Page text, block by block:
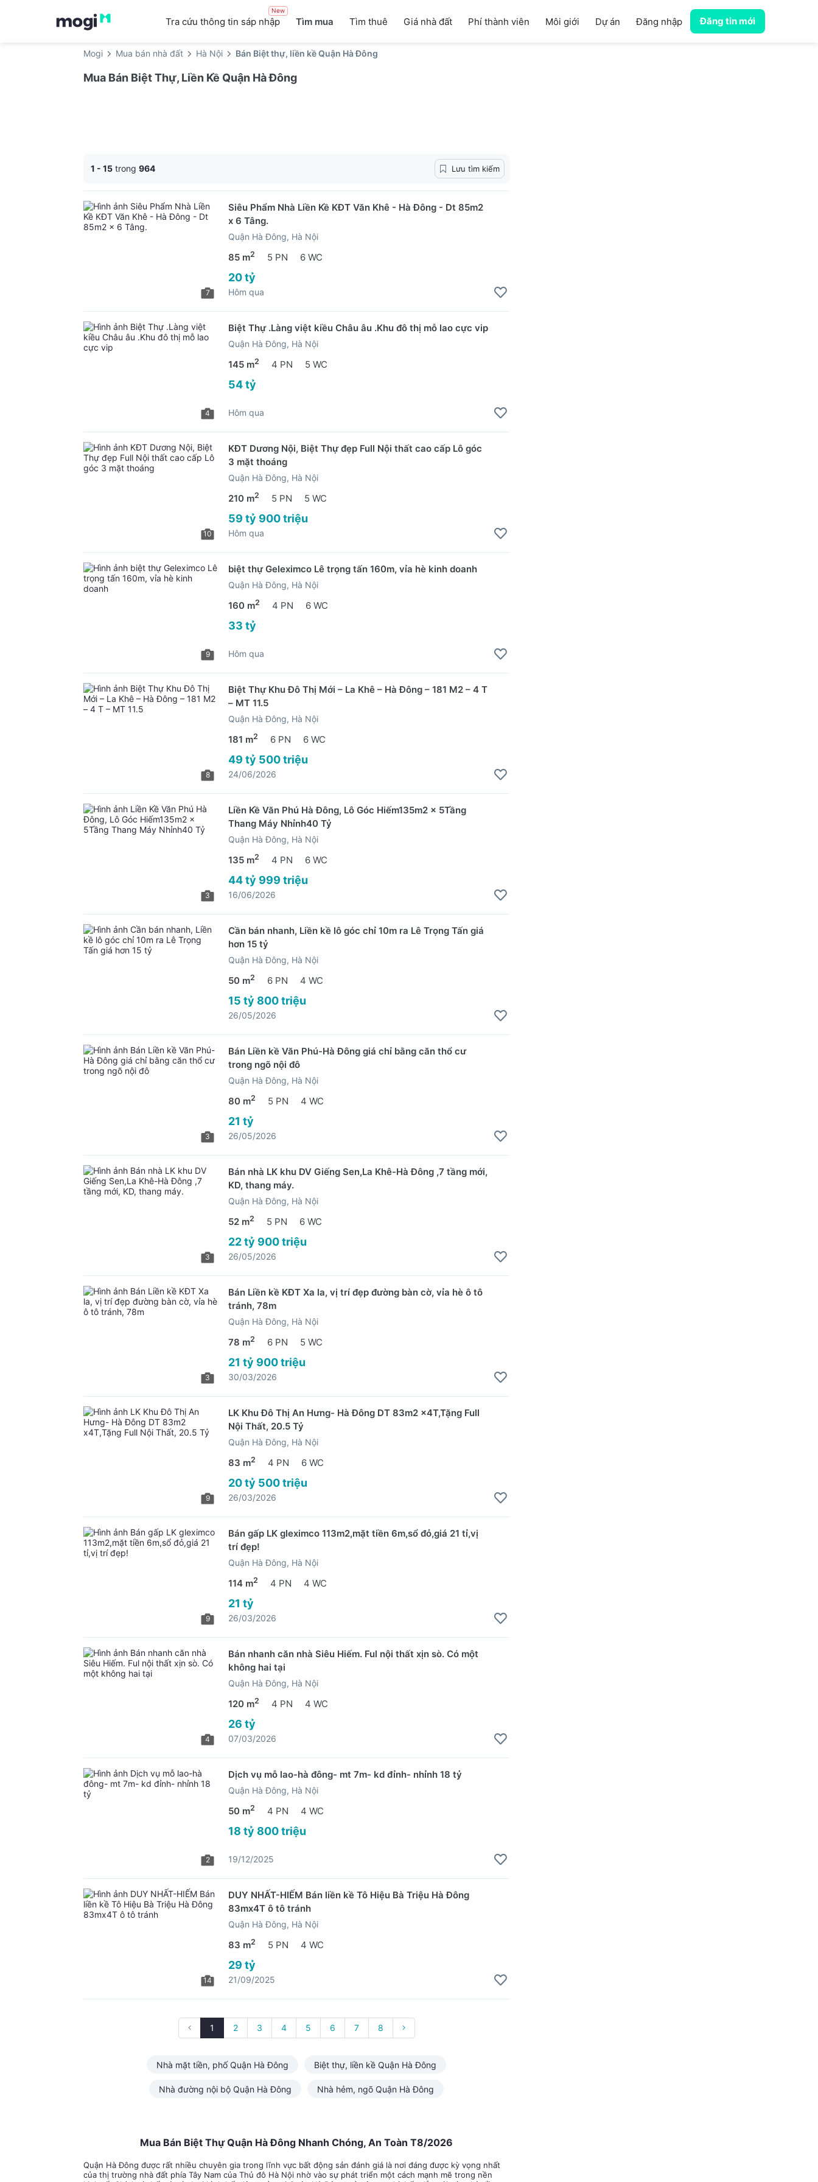
Tra cứu thông tin sáp nhập
New
Tìm mua Tìm thuê Giá nhà đất Phí thành viên Môi giới Dự án Đăng nhập Đăng tin mới
Mogi Mua bán nhà đất Hà Nội Bán Biệt thự, liền kề Quận Hà Đông
Mua Bán Biệt Thự, Liền Kề Quận Hà Đông
1 - 15 trong 964 Lưu tìm kiếm
7
Siêu Phẩm Nhà Liền Kề KĐT Văn Khê - Hà Đông - Dt 85m2
x 6 Tâng.
Quận Hà Đông, Hà Nội
85 m2 5 PN 6 WC
20 tỷ
Hôm qua
4
Biệt Thự .Làng việt kiều Châu âu .Khu đô thị mỗ lao cực vip
Quận Hà Đông, Hà Nội
145 m2 4 PN 5 WC
54 tỷ
Hôm qua
10
KĐT Dương Nội, Biệt Thự đẹp Full Nội thất cao cấp Lô góc
3 mặt thoáng
Quận Hà Đông, Hà Nội
210 m2 5 PN 5 WC
59 tỷ 900 triệu
Hôm qua
9
biệt thự Geleximco Lê trọng tấn 160m, vỉa hè kinh doanh
Quận Hà Đông, Hà Nội
160 m2 4 PN 6 WC
33 tỷ
Hôm qua
8
Biệt Thự Khu Đô Thị Mới – La Khê – Hà Đông – 181 M2 – 4 T
– MT 11.5
Quận Hà Đông, Hà Nội
181 m2 6 PN 6 WC
49 tỷ 500 triệu
24/06/2026
3
Liền Kề Văn Phú Hà Đông, Lô Góc Hiếm135m2 x 5Tầng
Thang Máy Nhỉnh40 Tỷ
Quận Hà Đông, Hà Nội
135 m2 4 PN 6 WC
44 tỷ 999 triệu
16/06/2026
Cần bán nhanh, Liền kề lô góc chỉ 10m ra Lê Trọng Tấn giá
hơn 15 tỷ
Quận Hà Đông, Hà Nội
50 m2 6 PN 4 WC
15 tỷ 800 triệu
26/05/2026
3
Bán Liền kề Văn Phú-Hà Đông giá chỉ bằng căn thổ cư
trong ngõ nội đô
Quận Hà Đông, Hà Nội
80 m2 5 PN 4 WC
21 tỷ
26/05/2026
3
Bán nhà LK khu DV Giếng Sen,La Khê-Hà Đông ,7 tầng mới,
KD, thang máy.
Quận Hà Đông, Hà Nội
52 m2 5 PN 6 WC
22 tỷ 900 triệu
26/05/2026
3
Bán Liền kề KĐT Xa la, vị trí đẹp đường bàn cờ, vỉa hè ô tô
tránh, 78m
Quận Hà Đông, Hà Nội
78 m2 6 PN 5 WC
21 tỷ 900 triệu
30/03/2026
9
LK Khu Đô Thị An Hưng- Hà Đông DT 83m2 x4T,Tặng Full
Nội Thất, 20.5 Tỷ
Quận Hà Đông, Hà Nội
83 m2 4 PN 6 WC
20 tỷ 500 triệu
26/03/2026
9
Bán gấp LK gleximco 113m2,mặt tiền 6m,sổ đỏ,giá 21 tỉ,vị
trí đẹp!
Quận Hà Đông, Hà Nội
114 m2 4 PN 4 WC
21 tỷ
26/03/2026
4
Bán nhanh căn nhà Siêu Hiếm. Ful nội thất xịn sò. Có một
không hai tại
Quận Hà Đông, Hà Nội
120 m2 4 PN 4 WC
26 tỷ
07/03/2026
2
Dịch vụ mỗ lao-hà đông- mt 7m- kd đỉnh- nhỉnh 18 tỷ
Quận Hà Đông, Hà Nội
50 m2 4 PN 4 WC
18 tỷ 800 triệu
19/12/2025
14
DUY NHẤT-HIẾM Bán liền kề Tô Hiệu Bà Triệu Hà Đông
83mx4T ô tô tránh
Quận Hà Đông, Hà Nội
83 m2 5 PN 4 WC
29 tỷ
21/09/2025
1 2 3 4 5 6 7 8
Nhà mặt tiền, phố Quận Hà Đông Biệt thự, liền kề Quận Hà Đông
Nhà đường nội bộ Quận Hà Đông Nhà hẻm, ngõ Quận Hà Đông
Mua Bán Biệt Thự Quận Hà Đông Nhanh Chóng, An Toàn T8/2026
Quận Hà Đông được rất nhiều chuyên gia trong lĩnh vực bất động sản đánh giá là nơi đáng được kỳ vọng nhất
của thị trường nhà đất phía Tây Nam của Thủ đô Hà Nội nhờ vào sự phát triển một cách mạnh mẽ trong nền